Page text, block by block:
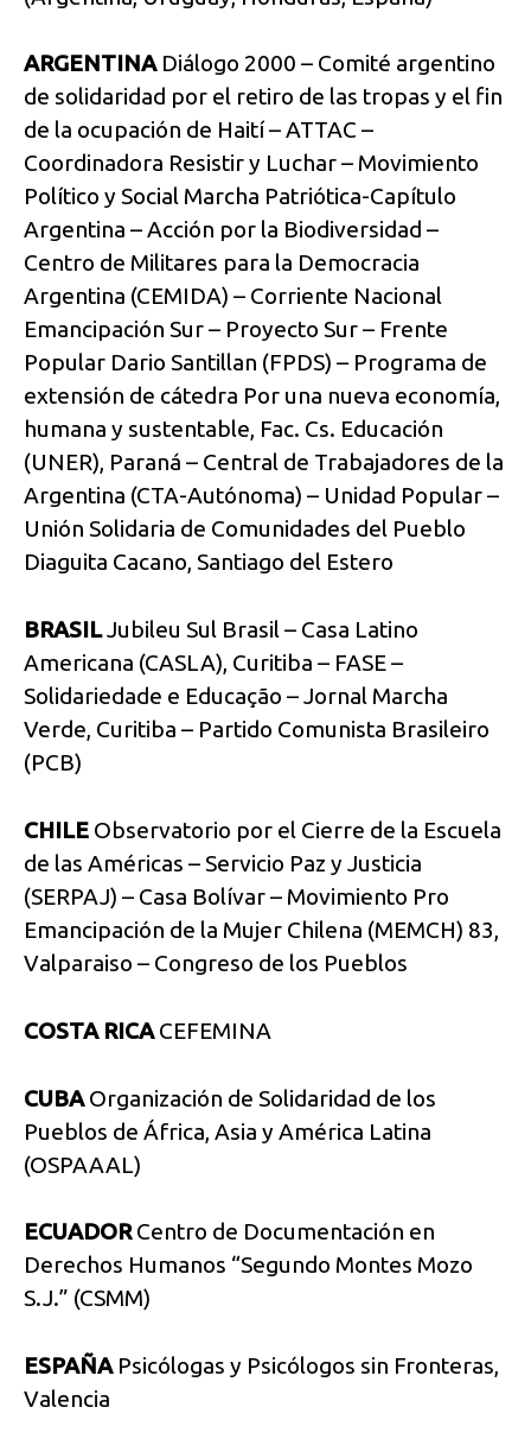
ARGENTINADiálogo 2000 – Comité argentino
de solidaridad por el retiro de las tropas y el fin
de la ocupación de Haití – ATTAC –
Coordinadora Resistir y Luchar – Movimiento
Político y Social Marcha Patriótica-Capítulo
Argentina – Acción por la Biodiversidad –
Centro de Militares para la Democracia
Argentina (CEMIDA) – Corriente Nacional
Emancipación Sur – Proyecto Sur – Frente
Popular Dario Santillan (FPDS) – Programa de
extensión de cátedra Por una nueva economía,
humana y sustentable, Fac. Cs. Educación
(UNER), Paraná – Central de Trabajadores de la
Argentina (CTA-Autónoma) – Unidad Popular –
Unión Solidaria de Comunidades del Pueblo
Diaguita Cacano, Santiago del Estero
BRASILJubileu Sul Brasil – Casa Latino
Americana (CASLA), Curitiba – FASE –
Solidariedade e Educação – Jornal Marcha
Verde, Curitiba – Partido Comunista Brasileiro
(PCB)
CHILE Observatorio por el Cierre de la Escuela
de las Américas – Servicio Paz y Justicia
(SERPAJ) – Casa Bolívar – Movimiento Pro
Emancipación de la Mujer Chilena (MEMCH) 83,
Valparaiso – Congreso de los Pueblos
COSTA RICACEFEMINA
CUBAOrganización de Solidaridad de los
Pueblos de África, Asia y América Latina
(OSPAAAL)
ECUADORCentro de Documentación en
Derechos Humanos “Segundo Montes Mozo
S.J.” (CSMM)
ESPAÑAPsicólogas y Psicólogos sin Fronteras,
Valencia